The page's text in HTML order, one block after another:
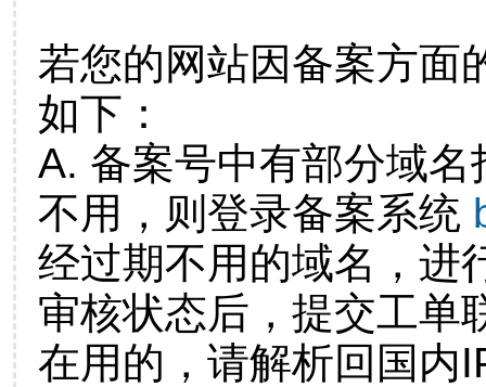
若您的网站因备案方面
如下：
A. 备案号中有部分域
不用，则登录备案系统
经过期不用的域名，进
审核状态后，提交工单
在用的，请解析回国内